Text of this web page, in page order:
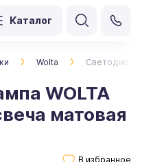
Каталог
Wolta
WOLTA
матовая